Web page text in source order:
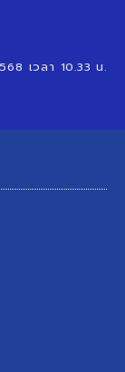
เวลา 10.33 น.